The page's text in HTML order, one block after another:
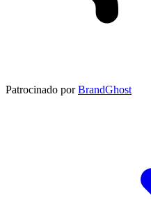
Patrocinado por BrandGhost